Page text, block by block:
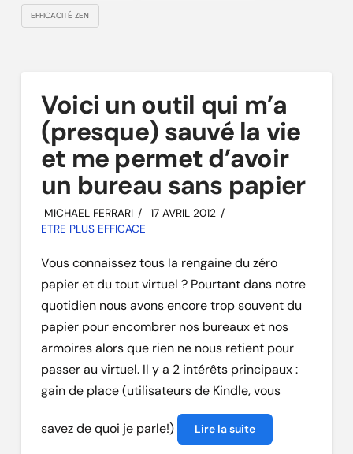
EFFICACITÉ ZEN
Voici un outil qui m’a
(presque) sauvé la vie
et me permet d’avoir
un bureau sans papier
MICHAEL FERRARI
17 AVRIL 2012
ETRE PLUS EFFICACE
Vous connaissez tous la rengaine du zéro
papier et du tout virtuel ? Pourtant dans notre
quotidien nous avons encore trop souvent du
papier pour encombrer nos bureaux et nos
armoires alors que rien ne nous retient pour
passer au virtuel. Il y a 2 intérêts principaux :
gain de place (utilisateurs de Kindle, vous
savez de quoi je parle!) Lire la suite